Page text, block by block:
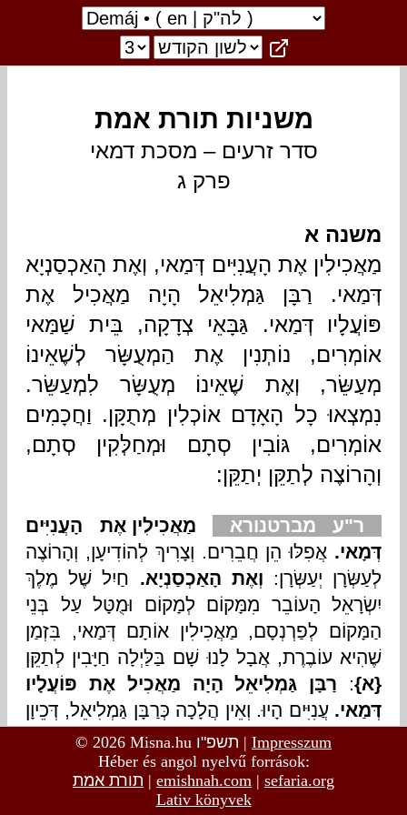
© 2026 Misna.hu תשפ"ו | Impresszum
Héber és angol nyelvű források:
תורת אמת | emishnah.com | sefaria.org
Lativ könyvek